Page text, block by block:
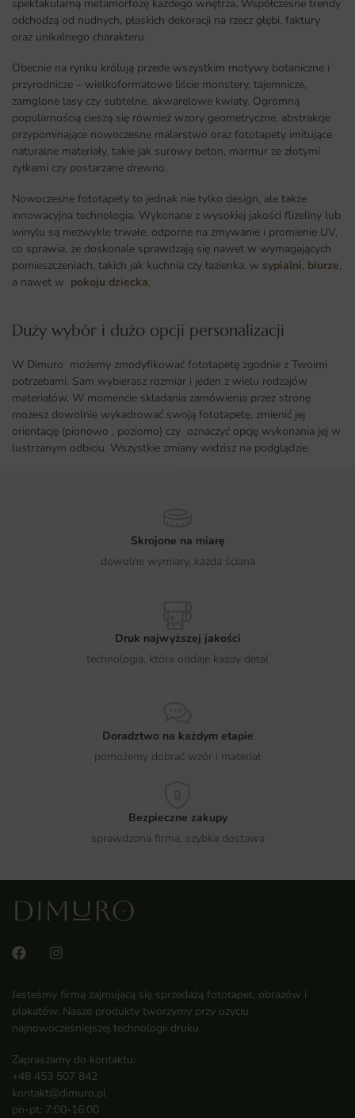
spektakularną metamorfozę każdego wnętrza. Współczesne trendy
odchodzą od nudnych, płaskich dekoracji na rzecz głębi, faktury
oraz unikalnego charakteru.
Obecnie na rynku królują przede wszystkim motywy botaniczne i
przyrodnicze – wielkoformatowe liście monstery, tajemnicze,
zamglone lasy czy subtelne, akwarelowe kwiaty. Ogromną
popularnością cieszą się również wzory geometryczne, abstrakcje
przypominające nowoczesne malarstwo oraz fototapety imitujące
naturalne materiały, takie jak surowy beton, marmur ze złotymi
żyłkami czy postarzane drewno.
Nowoczesne fototapety to jednak nie tylko design, ale także
innowacyjna technologia. Wykonane z wysokiej jakości flizeliny lub
winylu są niezwykle trwałe, odporne na zmywanie i promienie UV,
co sprawia, że doskonale sprawdzają się nawet w wymagających
pomieszczeniach, takich jak kuchnia czy łazienka, w sypialni, biurze,
a nawet w pokoju dziecka,
Duży wybór i dużo opcji personalizacji ​
W Dimuro możemy zmodyfikować fototapetę zgodnie z Twoimi
potrzebami. Sam wybierasz rozmiar i jeden z wielu rodzajów
materiałów. W momencie składania zamówienia przez stronę
możesz dowolnie wykadrować swoją fototapetę, zmienić jej
orientację (pionowo , poziomo) czy oznaczyć opcję wykonania jej w
lustrzanym odbiciu. Wszystkie zmiany widzisz na podglądzie.
Skrojone na miarę
dowolne wymiary, każda ściana
Druk najwyższej jakości
technologia, która oddaje każdy detal
Doradztwo na każdym etapie
pomożemy dobrać wzór i materiał
Bezpieczne zakupy
sprawdzona firma, szybka dostawa
Jesteśmy firmą zajmującą się sprzedażą fototapet, obrazów i
plakatów. Nasze produkty tworzymy przy użyciu
najnowocześniejszej technologii druku.
Zapraszamy do kontaktu:
+48 453 507 842
kontakt@dimuro.pl
pn-pt: 7:00-16:00